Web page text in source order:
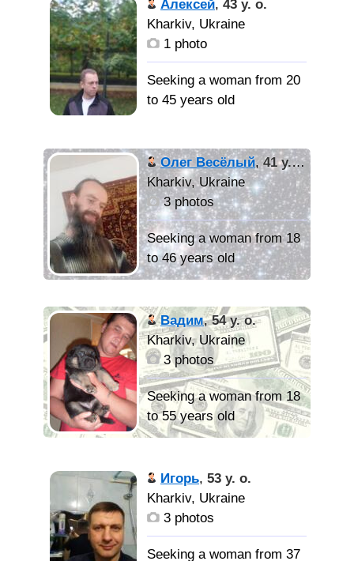
искренний. по характеру
тихий, спокойный. в
всего ценю честность,
открытость. могу
симпатичную, добрую,
искреннюю. цвет глаз,
волос, фигура значения
не имеют
Алексей, 43 y. o.
Kharkiv, Ukraine
1 photo
Seeking a woman from 20
to 45 years old
Стабильный. Надёжный.
Не навижу
предательство.
Ищу
девушку для создания
семьи.
Олег Весёлый,41 y. o.
Kharkiv, Ukraine
3 photos
Seeking a woman from 18
to 46 years old
жизнерадостный,
говорили Парень-
Солнышко))).
Многосторонняя
многогранная глубокая
личность. Постоянно
работаю Над Собой и
Самосовершенствование
м, от чего может быть и
Счастлив. Ощущаю
Иногда, когда Нужно, к
Вадим,54 y. o.
Kharkiv, Ukraine
3 photos
Seeking a woman from 18
to 55 years old
расскажу? )))) пускай
другие расскажут)))
просто интересно
других людей))) хвалить
Игорь, 53 y. o.
Kharkiv, Ukraine
3 photos
Seeking a woman from 37